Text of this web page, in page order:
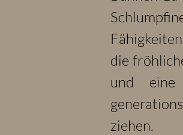
die
und eine
ziehen.